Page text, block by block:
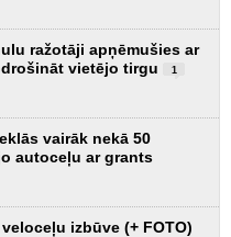
ražotāji apņēmušies ar
vietējo tirgu
1
vairāk nekā 50
autoceļu ar grants
izbūve (+ FOTO)